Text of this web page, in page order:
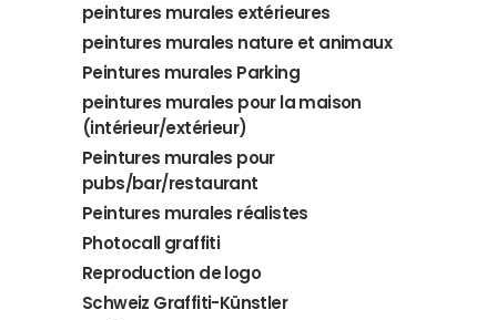
peintures murales extérieures
peintures murales nature et animaux
Peintures murales Parking
peintures murales pour la maison
(intérieur/extérieur)
Peintures murales pour
pubs/bar/restaurant
Peintures murales réalistes
Photocall graffiti
Reproduction de logo
Schweiz Graffiti-Künstler